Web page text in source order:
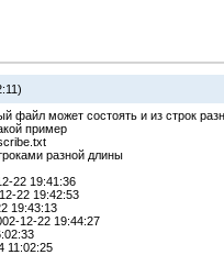
файл может состоять и из строк
пример
разной длины
22 19:41:36
22 19:42:53
19:43:13
12-22 19:44:27
11:02:25